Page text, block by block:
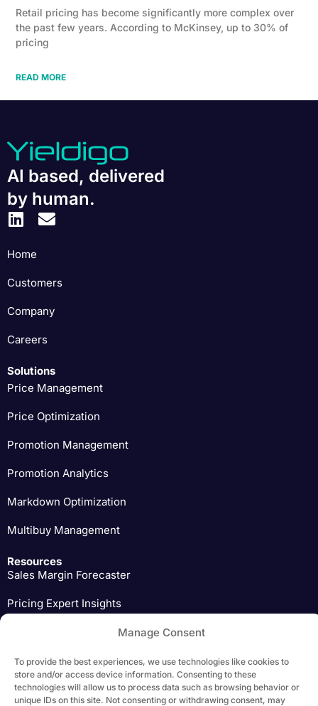
Manage Consent
To provide the best experiences, we use technologies like cookies to
store and/or access device information. Consenting to these
technologies will allow us to process data such as browsing behavior or
unique IDs on this site. Not consenting or withdrawing consent, may
Retail pricing has become significantly more complex over
the past few years. According to McKinsey, up to 30% of
pricing
READ MORE
AI based, delivered
by human.
Home
Customers
Company
Careers
Solutions
Price Management
Price Optimization
Promotion Management
Promotion Analytics
Markdown Optimization
Multibuy Management
Resources
Sales Margin Forecaster
Pricing Expert Insights
Copyright 2026 Yieldigo, s.r.o. | All Rights Reserved |Privacy Policy